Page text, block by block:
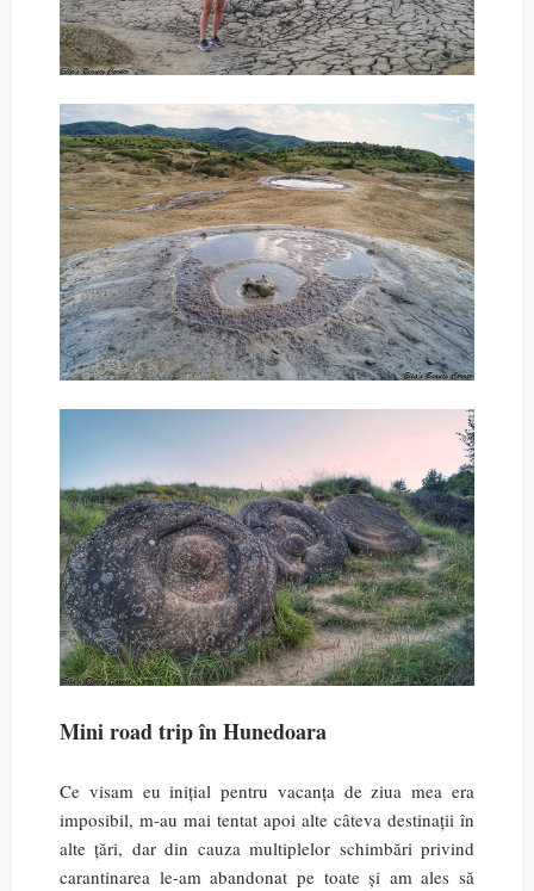
Mini road trip în Hunedoara
Ce visam eu inițial pentru vacanța de ziua mea era
imposibil, m-au mai tentat apoi alte câteva destinații în
alte țări, dar din cauza multiplelor schimbări privind
carantinarea le-am abandonat pe toate și am ales să